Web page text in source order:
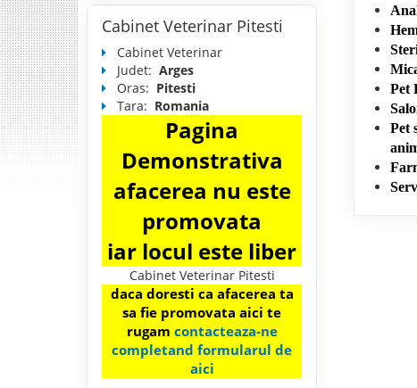
Cabinet Veterinar Pitesti
Cabinet Veterinar
Judet: Arges
Oras: Pitesti
Tara: Romania
Pagina
Demonstrativa
afacerea nu este
promovata
iar locul este liber
Cabinet Veterinar Pitesti
daca doresti ca afacerea ta
sa fie promovata aici te
rugam contacteaza-ne
completand formularul de
aici
Pet
Pet